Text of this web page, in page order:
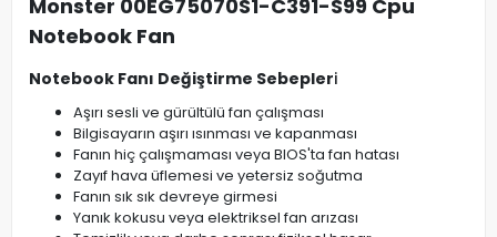
Monster 00EG75070S1-C391-S99 Cpu
Notebook Fan
Notebook Fanı Değiştirme Sebepleri
Aşırı sesli ve gürültülü fan çalışması
Bilgisayarın aşırı ısınması ve kapanması
Fanın hiç çalışmaması veya BIOS'ta fan hatası
Zayıf hava üflemesi ve yetersiz soğutma
Fanın sık sık devreye girmesi
Yanık kokusu veya elektriksel fan arızası